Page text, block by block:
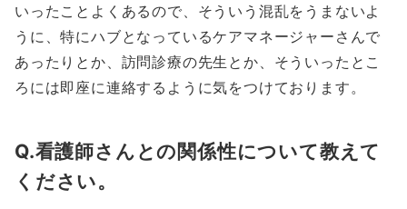
いったことよくあるので、そういう混乱をうまないよ
うに、特にハブとなっているケアマネージャーさんで
あったりとか、訪問診療の先生とか、そういったとこ
ろには即座に連絡するように気をつけております。
Q.看護師さんとの関係性について教えて
ください。